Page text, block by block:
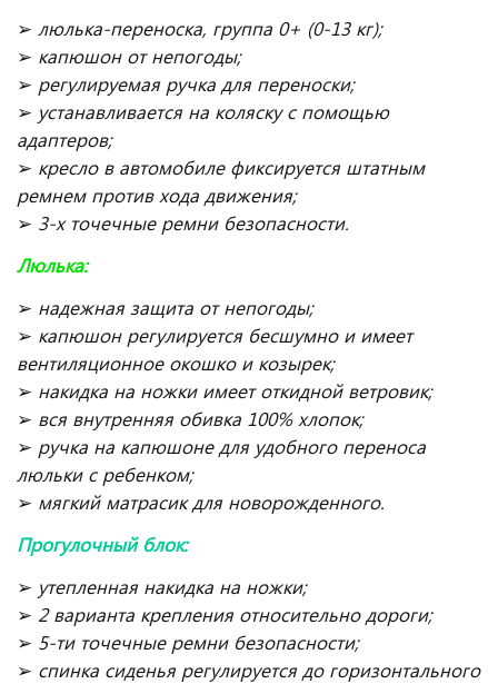
➢ люлька-переноска, группа 0+ (0-13 кг);
➢ капюшон от непогоды;
➢ регулируемая ручка для переноски;
➢ устанавливается на коляску с помощью
адаптеров;
➢ кресло в автомобиле фиксируется штатным
ремнем против хода движения;
➢ 3-х точечные ремни безопасности.
Люлька:
➢ надежная защита от непогоды;
➢ капюшон регулируется бесшумно и имеет
вентиляционное окошко и козырек;
➢ накидка на ножки имеет откидной ветровик;
➢ вся внутренняя обивка 100% хлопок;
➢ ручка на капюшоне для удобного переноса
люльки с ребенком;
➢ мягкий матрасик для новорожденного.
Прогулочный блок:
➢ утепленная накидка на ножки;
➢ 2 варианта крепления относительно дороги;
➢ 5-ти точечные ремни безопасности;
➢ спинка сиденья регулируется до горизонтального